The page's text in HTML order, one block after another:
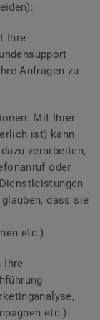
Ihre
Anfragen zu
Mit Ihrer
ist) kann
verarbeiten,
oder
dass sie
etc.).
Ihre
etc.).